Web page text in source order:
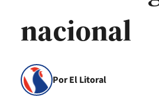
nacional
Por El Litoral